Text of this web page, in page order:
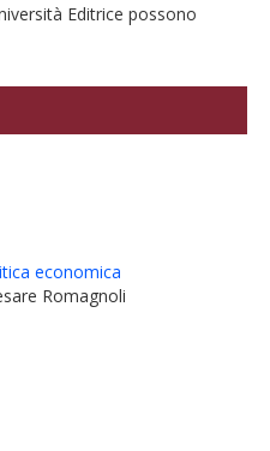
Editrice possono
economica
Romagnoli